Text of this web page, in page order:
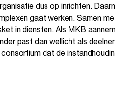
dus op inrichten.
gaat werken. Samen
in diensten. Als MKB
past dan wellicht als
dat de